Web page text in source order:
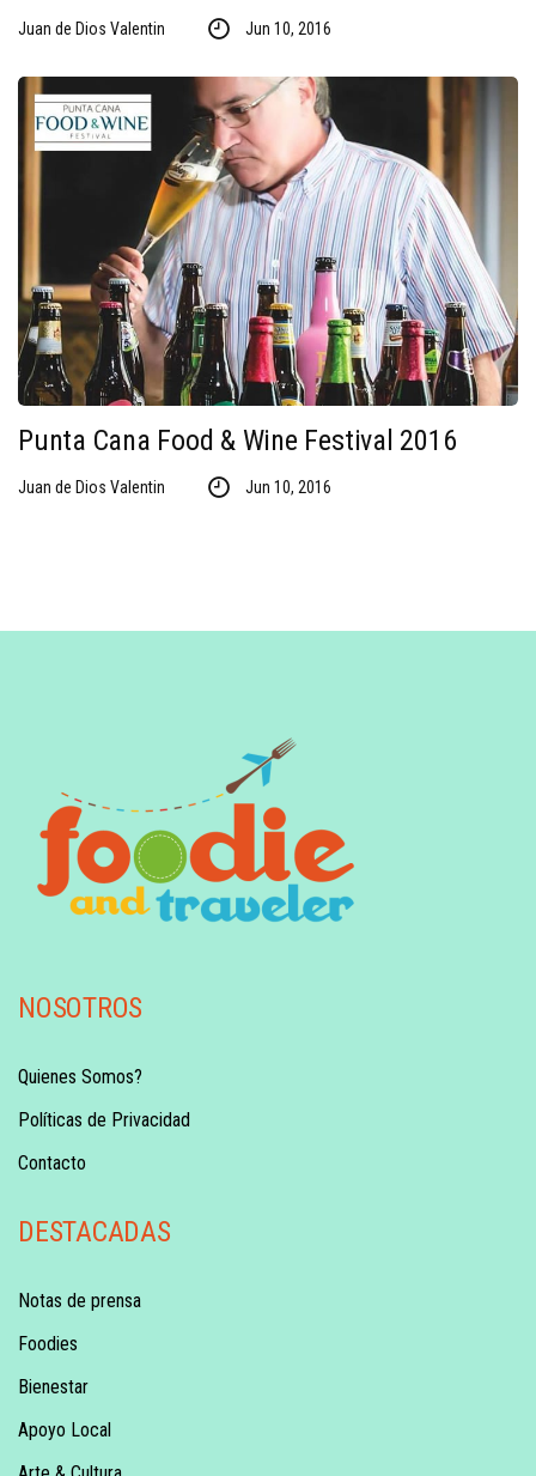
Juan de Dios Valentin Jun 10, 2016
Punta Cana Food & Wine Festival 2016
Juan de Dios Valentin Jun 10, 2016
NOSOTROS
Quienes Somos?
Políticas de Privacidad
Contacto
DESTACADAS
Notas de prensa
Foodies
Bienestar
Apoyo Local